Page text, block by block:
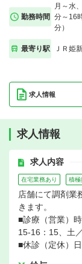
勤務時間
月～水
分～16
分）
最寄り駅 ＪＲ姫
求人情報
求人情報
求人内容
在宅業務あり 積極
店舗にて調剤業
きます。
■診療（営業）
15-16：15、土
■休診（定休）